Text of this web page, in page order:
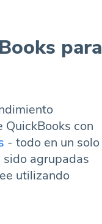
para
con
- todo en un solo
sido agrupadas
utilizando